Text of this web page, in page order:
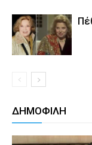
ΔΗΜΟΦΙΛΗ